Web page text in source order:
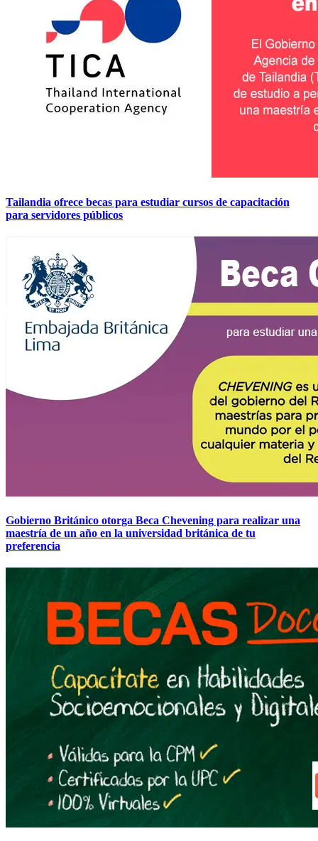
Tailandia ofrece becas para estudiar cursos de capacitación
para servidores públicos
Gobierno Británico otorga Beca Chevening para realizar una
maestría de un año en la universidad británica de tu
preferencia